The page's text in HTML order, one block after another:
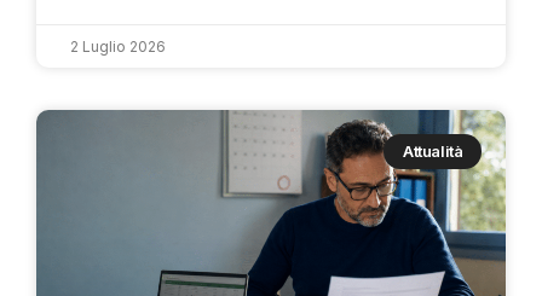
2 Luglio 2026
Attualità